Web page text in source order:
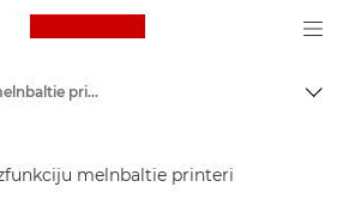
Canon Logo, back to
Daudzfunkciju melnbaltie printeri
melnbaltie printeri